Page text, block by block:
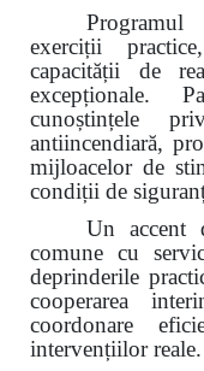
exerciții
capacității de
excepționale.
cunoștințele
antiincendiară,
mijloacelor de
condiții de
Un accent
comune cu
deprinderile
cooperarea
coordonare
intervențiilor reale.